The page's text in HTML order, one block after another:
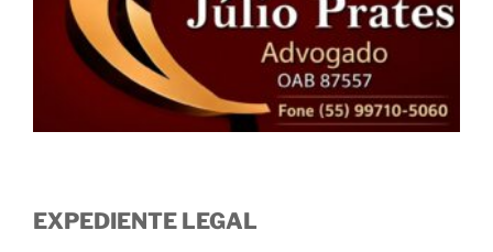
EXPEDIENTE LEGAL